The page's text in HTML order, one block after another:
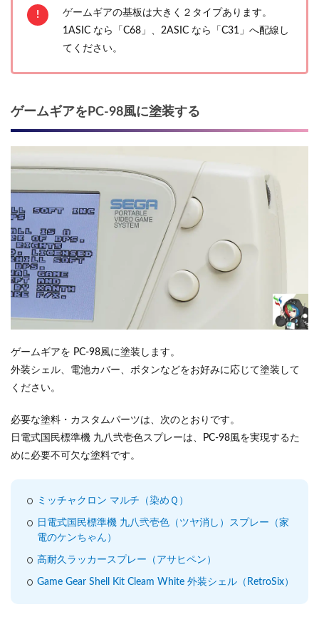
ゲームギアの基板は大きく２タイプあります。
1ASIC なら「C68」、2ASIC なら「C31」へ配線し
てください。
ゲームギアをPC-98風に塗装する
ゲームギアを PC-98風に塗装します。
外装シェル、電池カバー、ボタンなどをお好みに応じて塗装して
ください。
必要な塗料・カスタムパーツは、次のとおりです。
日電式国民標準機 九八弐壱色スプレーは、PC-98風を実現するた
めに必要不可欠な塗料です。
ミッチャクロン マルチ（染めＱ）
日電式国民標準機 九八弐壱色（ツヤ消し）スプレー（家
電のケンちゃん）
高耐久ラッカースプレー（アサヒペン）
Game Gear Shell Kit Cleam White 外装シェル（RetroSix）